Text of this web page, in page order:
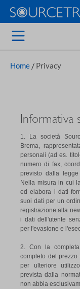
Home / Privacy
Informativa
1. La società
Brema,
personali (ad es.
numero di fax,
previsto dalla
Nella misura in cui
ed elabora i dati
suoi dati per un
registrazione alla
i dati dell'utente
per l'evasione e
2. Con la
completo del
per ulteriore
prevista dalla
non abbia